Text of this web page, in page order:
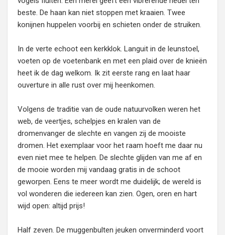
beste. De haan kan niet stoppen met kraaien. Twee
konijnen huppelen voorbij en schieten onder de struiken.
In de verte echoot een kerkklok. Languit in de leunstoel,
voeten op de voetenbank en met een plaid over de knieën
heet ik de dag welkom. Ik zit eerste rang en laat haar
ouverture in alle rust over mij heenkomen.
Volgens de traditie van de oude natuurvolken weren het
web, de veertjes, schelpjes en kralen van de
dromenvanger de slechte en vangen zij de mooiste
dromen. Het exemplaar voor het raam hoeft me daar nu
even niet mee te helpen. De slechte glijden van me af en
de mooie worden mij vandaag gratis in de schoot
geworpen. Eens te meer wordt me duidelijk; de wereld is
vol wonderen die iedereen kan zien. Ogen, oren en hart
wijd open: altijd prijs!
Half zeven. De muggenbulten jeuken onverminderd voort